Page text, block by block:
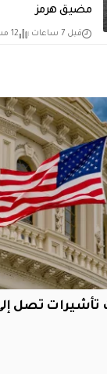
مضيق هرمز
قبل 7 ساعات 12 مشاهدات